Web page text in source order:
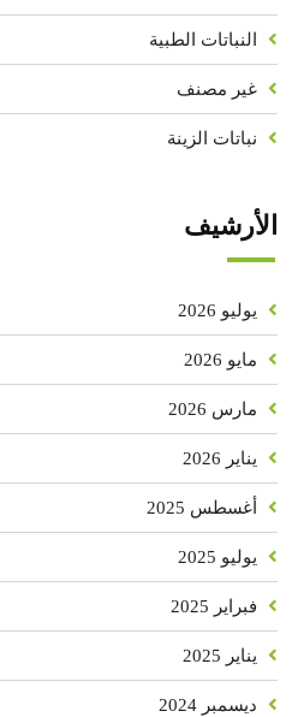
النباتات الطبية
غير مصنف
نباتات الزينة
الأرشيف
يوليو 2026
مايو 2026
مارس 2026
يناير 2026
أغسطس 2025
يوليو 2025
فبراير 2025
يناير 2025
ديسمبر 2024